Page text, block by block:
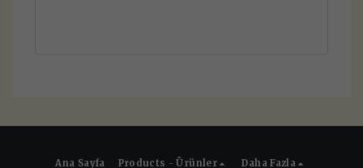
Ana Sayfa Products - Ürünler Daha Fazla